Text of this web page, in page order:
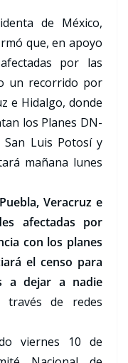
de México,
que, en apoyo
por las
un recorrido por
e Hidalgo, donde
los Planes DN-
Luis Potosí y
mañana lunes
Veracruz e
afectadas por
con los planes
el censo para
a dejar a nadie
través de redes
viernes 10 de